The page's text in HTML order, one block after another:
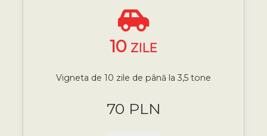
10 ZILE
Vigneta de 10 zile de până la 3,5 tone
70 PLN